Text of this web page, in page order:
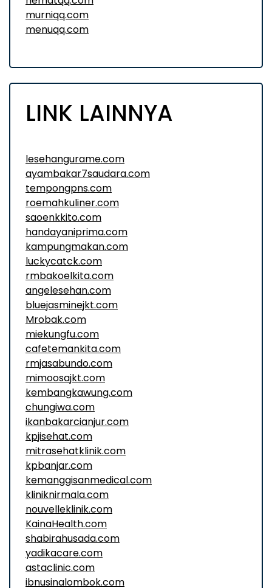
murniqq.com
menuqq.com
LINK LAINNYA
lesehangurame.com
ayambakar7saudara.com
tempongpns.com
roemahkuliner.com
saoenkkito.com
handayaniprima.com
kampungmakan.com
luckycatck.com
rmbakoelkita.com
angelesehan.com
bluejasminejkt.com
Mrobak.com
miekungfu.com
cafetemankita.com
rmjasabundo.com
mimoosajkt.com
kembangkawung.com
chungiwa.com
ikanbakarcianjur.com
kpjisehat.com
mitrasehatklinik.com
kpbanjar.com
kemanggisanmedical.com
kliniknirmala.com
nouvelleklinik.com
KainaHealth.com
shabirahusada.com
yadikacare.com
astaclinic.com
ibnusinalombok.com